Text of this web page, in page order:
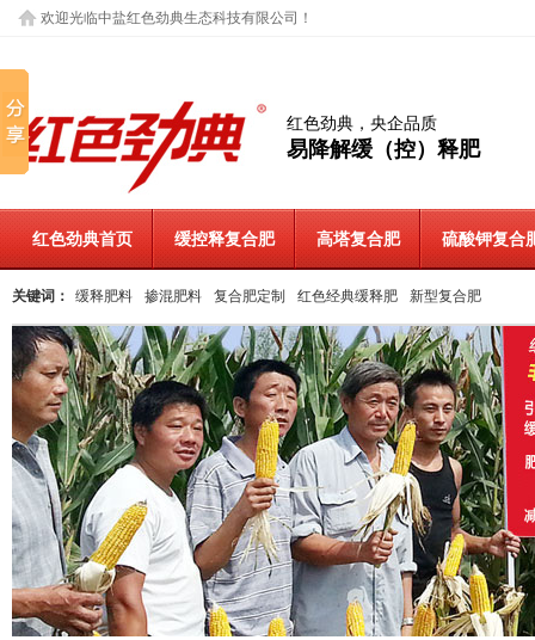
欢迎光临中盐红色劲典生态科技有限公司！
红色劲典，央企品质
易降解缓（控）释肥
红色劲典首页 缓控释复合肥 高塔复合肥 硫酸钾复合
关键词： 缓释肥料 掺混肥料 复合肥定制 红色经典缓释肥 新型复合肥